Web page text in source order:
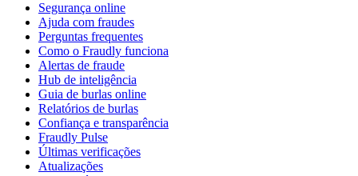
Segurança online
Ajuda com fraudes
Perguntas frequentes
Como o Fraudly funciona
Alertas de fraude
Hub de inteligência
Guia de burlas online
Relatórios de burlas
Confiança e transparência
Fraudly Pulse
Últimas verificações
Atualizações